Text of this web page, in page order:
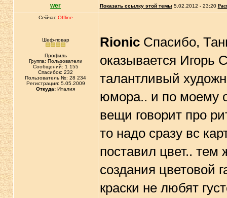
wer Показать ссылку этой темы 5.02.2012 - 23:20
Сейчас Offline
Шеф-повар
Профиль
Группа: Пользователи
Сообщений: 1 155
Спасибок: 232
Пользователь №: 28 234
Регистрация: 5.05.2009
Откуда: Италия
RionicСпасибо,
оказывается Игорь
талантливый
юмора.. и по моему
вещи говорит про
то надо сразу вс
поставил цвет.. тем
создания цветовой
краски не любят